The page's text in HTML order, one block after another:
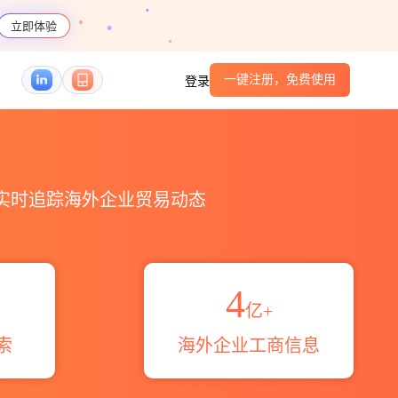
立即体验
登录 一键注册，免费使用
时追踪海外企业贸易动态
4亿+
海外企业工商信息